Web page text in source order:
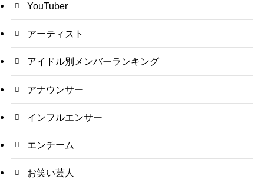
YouTuber
アーティスト
アイドル別メンバーランキング
アナウンサー
インフルエンサー
エンチーム
お笑い芸人